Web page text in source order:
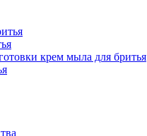
крем мыла для бритья